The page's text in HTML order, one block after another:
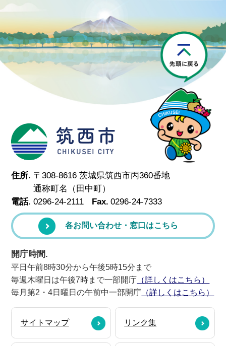
筑西市
住所. 〒308-8616 茨城県筑西市丙360番地
通称町名（田中町）
電話. 0296-24-2111 Fax. 0296-24-7333
各お問い合わせ・窓口はこちら
開庁時間.
平日午前8時30分から午後5時15分まで
毎週木曜日は午後7時まで一部開庁 （詳しくはこちら）
毎月第2・4日曜日の午前中一部開庁 （詳しくはこちら）
サイトマップ リンク集